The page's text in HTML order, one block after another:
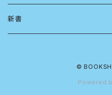
人類学
アロマスプレー
新書
©
Powered